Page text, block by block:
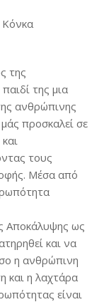
της
της μια
ανθρώπινης
προσκαλεί σε
τους
Μέσα από
Αποκάλυψης ως
και να
η ανθρώπινη
και η λαχτάρα
είναι